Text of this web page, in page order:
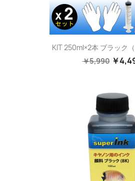
KIT 250ml×2本 ブラック
￥5,990 ￥